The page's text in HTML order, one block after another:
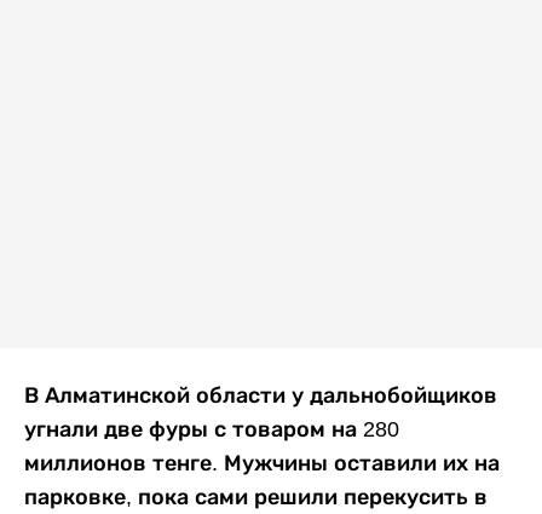
В Алматинской области у дальнобойщиков
угнали две фуры с товаром на 280
миллионов тенге. Мужчины оставили их на
парковке, пока сами решили перекусить в